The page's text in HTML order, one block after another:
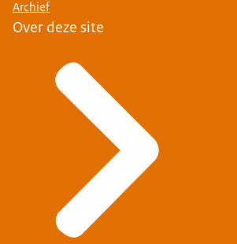
Archief
Over deze site